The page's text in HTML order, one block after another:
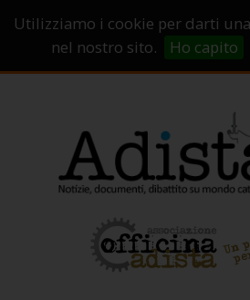
Utilizziamo i cookie per darti
nel nostro sito.
Ho capito